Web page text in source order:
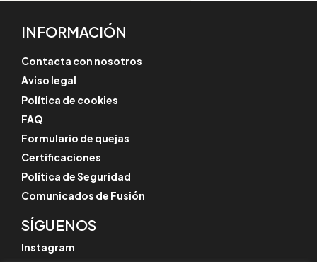
INFORMACIÓN
Contacta con nosotros
Aviso legal
Política de cookies
FAQ
Formulario de quejas
Certificaciones
Política de Seguridad
Comunicados de Fusión
SÍGUENOS
Instagram